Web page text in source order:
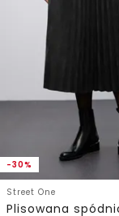
-30%
Street One